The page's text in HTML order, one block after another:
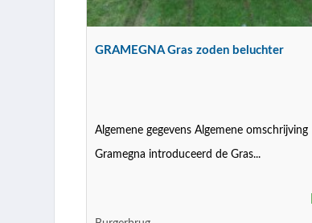
GRAMEGNA Gras zoden beluchter
Algemene gegevens Algemene omschrijving
Gramegna introduceerd de Gras...